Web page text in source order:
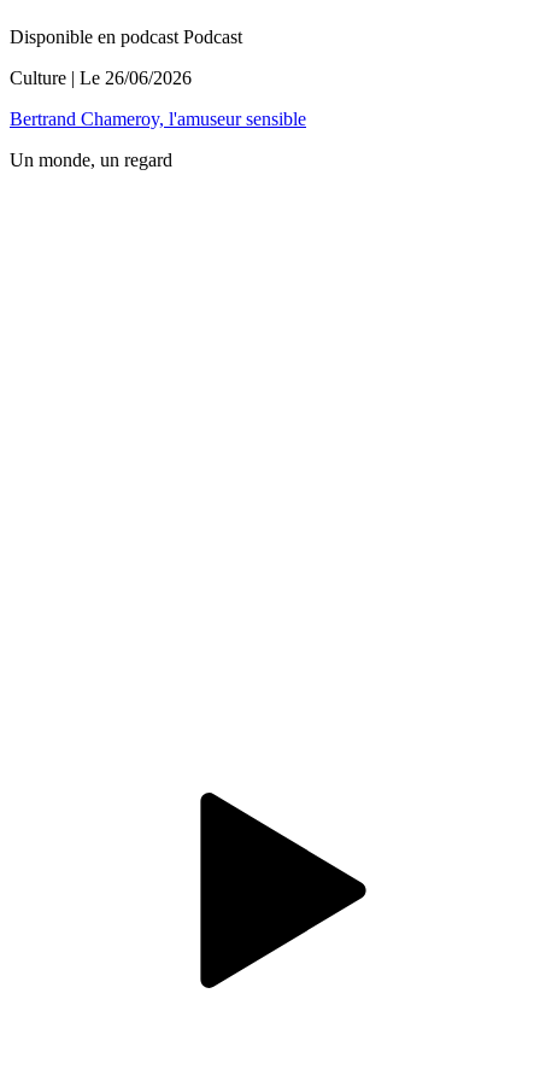
Disponible en podcast Podcast
Culture | Le 26/06/2026
Bertrand Chameroy, l'amuseur sensible
Un monde, un regard